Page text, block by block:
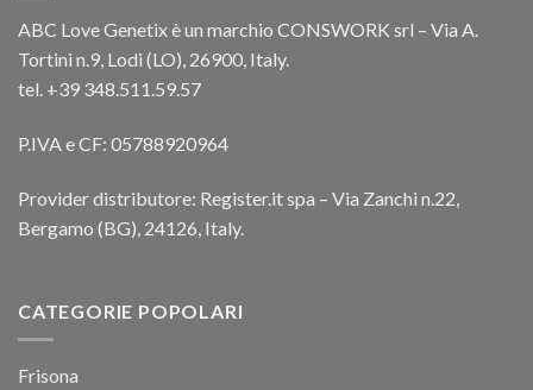
ABC Love Genetix è un marchio CONSWORK srl – Via A.
Tortini n.9, Lodi (LO), 26900, Italy.
tel. +39 348.511.59.57
P.IVA e CF: 05788920964
Provider distributore: Register.it spa – Via Zanchi n.22,
Bergamo (BG), 24126, Italy.
CATEGORIE POPOLARI
Frisona